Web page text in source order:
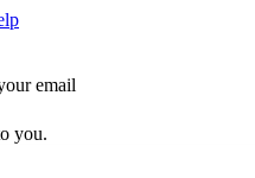
email
you.